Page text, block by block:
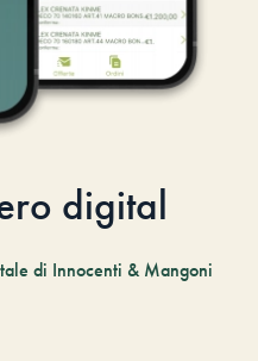
digital
di Innocenti & Mangoni